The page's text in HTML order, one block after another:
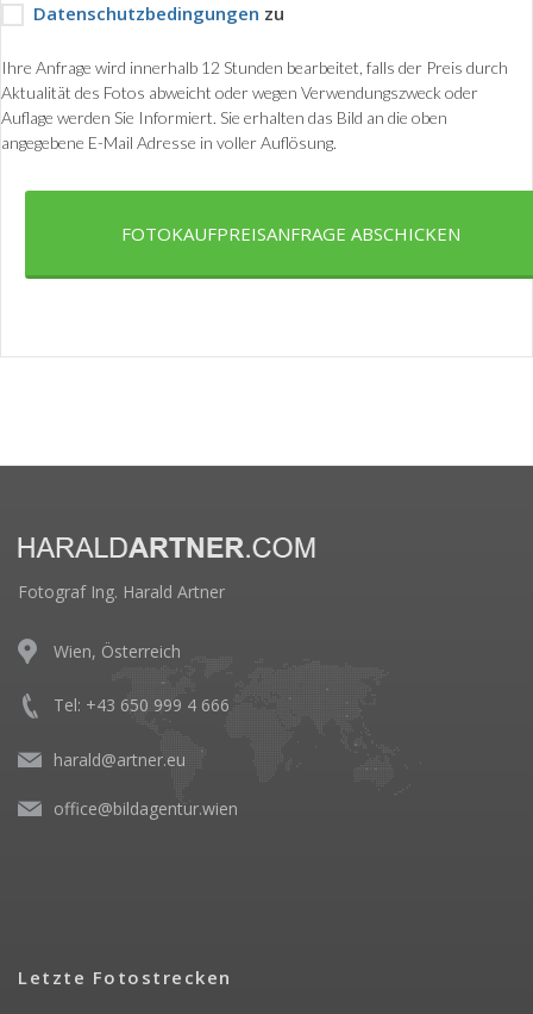
Datenschutzbedingungen zu
Ihre Anfrage wird innerhalb 12 Stunden bearbeitet, falls der Preis durch
Aktualität des Fotos abweicht oder wegen Verwendungszweck oder
Auflage werden Sie Informiert. Sie erhalten das Bild an die oben
angegebene E-Mail Adresse in voller Auflösung.
FOTOKAUFPREISANFRAGE ABSCHICKEN
Fotograf Ing. Harald Artner
Wien, Österreich
Tel: +43 650 999 4 666
harald@artner.eu
office@bildagentur.wien
Letzte Fotostrecken